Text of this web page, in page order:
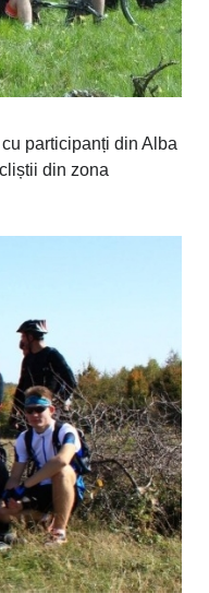
participanți din Alba
din zona